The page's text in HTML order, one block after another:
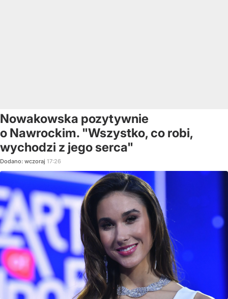
Nowakowska pozytywnie
o Nawrockim. "Wszystko, co robi,
wychodzi z jego serca"
Dodano: wczoraj 17:26